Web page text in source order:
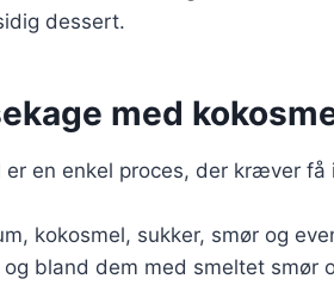
dessert.
med
en enkel proces, der kræver få
kokosmel, sukker, smør og
og bland dem med smeltet smør